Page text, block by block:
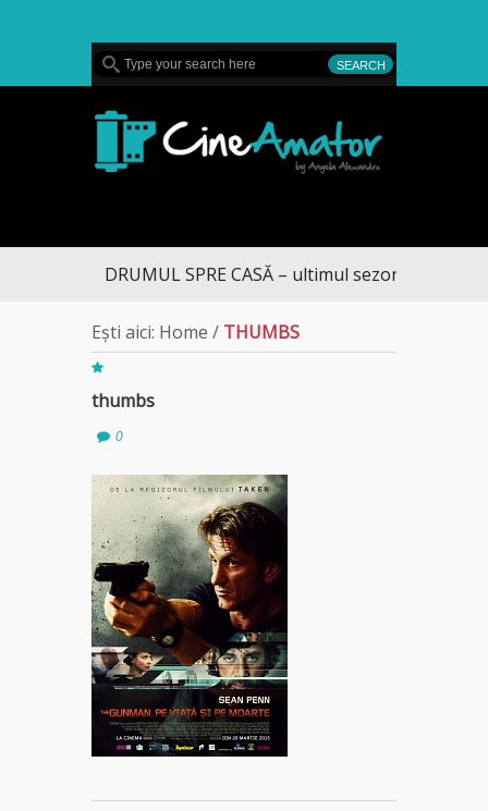
DRUMUL SPRE CASĂ – ultimul sezon te aduce la
Ești aici: Home / THUMBS
thumbs
0